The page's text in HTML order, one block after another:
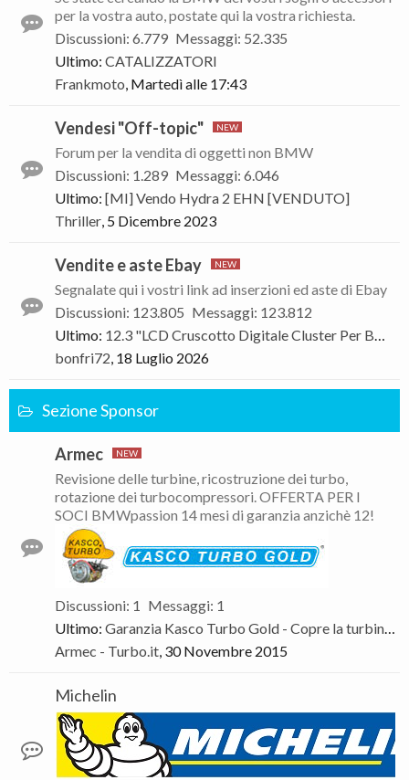
per la vostra auto, postate qui la vostra richiesta.
Discussioni: 6.779 Messaggi: 52.335
Ultimo: CATALIZZATORI
Frankmoto, Martedì alle 17:43
Vendesi "Off-topic"
Forum per la vendita di oggetti non BMW
Discussioni: 1.289 Messaggi: 6.046
Ultimo: [MI] Vendo Hydra 2 EHN [VENDUTO]
Thriller, 5 Dicembre 2023
Vendite e aste Ebay
Segnalate qui i vostri link ad inserzioni ed aste di Ebay
Discussioni: 123.805 Messaggi: 123.812
Ultimo: 12.3 "LCD Cruscotto Digitale Cluster Per BMW 5 6 7 Serie F01 F02 F03 F06 F07 F10 F11 F12 F13 F15 F16
bonfri72, 18 Luglio 2026
Sezione Sponsor
Armec
Revisione delle turbine, ricostruzione dei turbo,
rotazione dei turbocompressori. OFFERTA PER I
SOCI BMWpassion 14 mesi di garanzia anzichè 12!
Discussioni: 1 Messaggi: 1
Ultimo: Garanzia Kasco Turbo Gold - Copre la turbina Meglio di un Assicurazione
Armec - Turbo.it, 30 Novembre 2015
Michelin